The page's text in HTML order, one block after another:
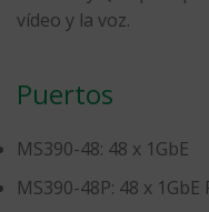
vídeo y la voz.
Puertos
MS390-48: 48 x 1GbE
MS390-48P: 48 x 1GbE